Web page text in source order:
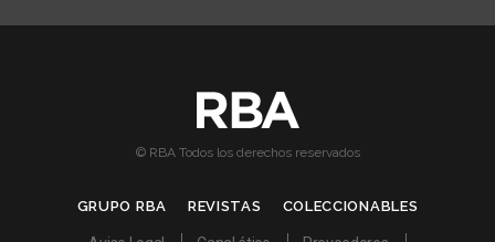
© RBA Todos los derechos reservados
GRUPO RBA REVISTAS COLECCIONABLES